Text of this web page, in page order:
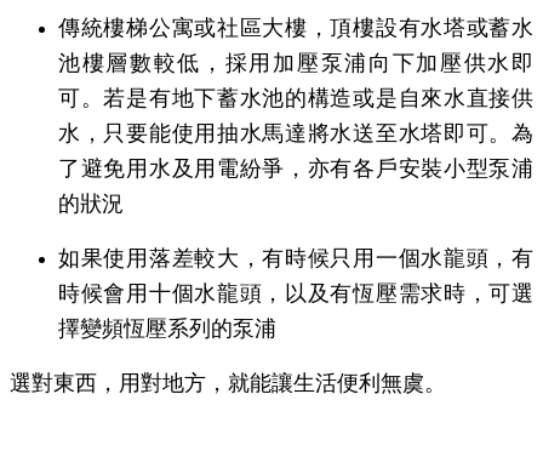
傳統樓梯公寓或社區大樓，頂樓設有水塔或蓄水
池樓層數較低，採用加壓泵浦向下加壓供水即
可。若是有地下蓄水池的構造或是自來水直接供
水，只要能使用抽水馬達將水送至水塔即可。為
了避免用水及用電紛爭，亦有各戶安裝小型泵浦
的狀況
如果使用落差較大，有時候只用一個水龍頭，有
時候會用十個水龍頭，以及有恆壓需求時，可選
擇變頻恆壓系列的泵浦
選對東西，用對地方，就能讓生活便利無虞。